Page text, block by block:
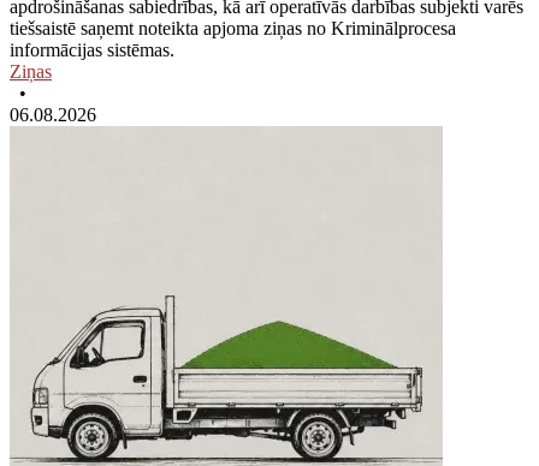
apdrošināšanas sabiedrības, kā arī operatīvās darbības subjekti varēs
tiešsaistē saņemt noteikta apjoma ziņas no Kriminālprocesa
informācijas sistēmas.
Ziņas
•
06.08.2026